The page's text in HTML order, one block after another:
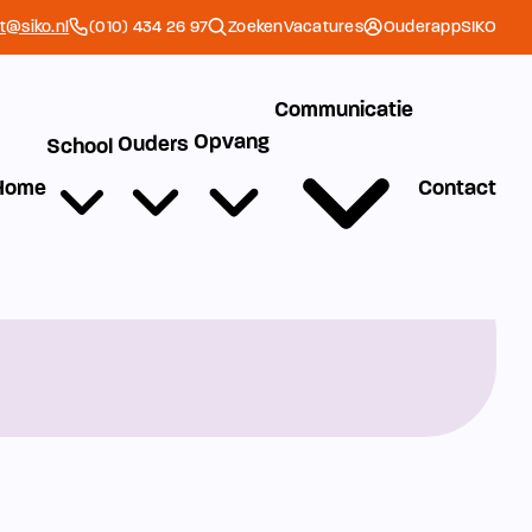
(010) 434 26 97 ZoekenVacatures OuderappSIKO
School Ouders Opvang
Communicatie
Contact